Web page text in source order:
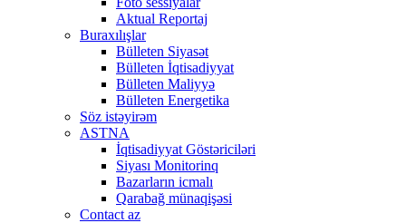
Aktual Reportaj
Buraxılışlar
Bülleten Siyasət
Bülleten İqtisadiyyat
Bülleten Maliyyə
Bülleten Energetika
Söz istəyirəm
ASTNA
İqtisadiyyat Göstəriciləri
Siyası Monitorinq
Bazarların icmalı
Qarabağ münaqişəsi
Contact az